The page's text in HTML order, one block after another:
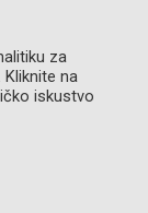
za
na
iskustvo